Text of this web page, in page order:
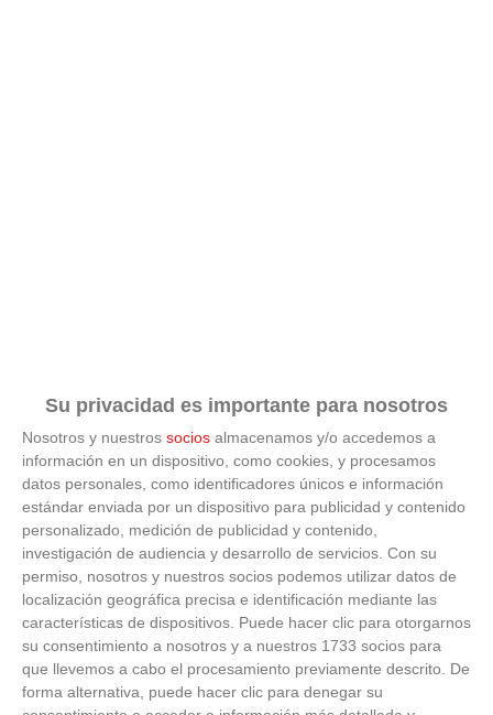
Su privacidad es importante para nosotros
Nosotros y nuestros socios almacenamos y/o accedemos a
información en un dispositivo, como cookies, y procesamos
datos personales, como identificadores únicos e información
estándar enviada por un dispositivo para publicidad y contenido
personalizado, medición de publicidad y contenido,
investigación de audiencia y desarrollo de servicios. Con su
permiso, nosotros y nuestros socios podemos utilizar datos de
localización geográfica precisa e identificación mediante las
características de dispositivos. Puede hacer clic para otorgarnos
su consentimiento a nosotros y a nuestros 1733 socios para
que llevemos a cabo el procesamiento previamente descrito. De
forma alternativa, puede hacer clic para denegar su
VÍDEO - Madrid se vuelca en sus calles y
plazas con la selección española en la
celebración de la segunda estrella como
21/07/2026
VÍDEO - La RFFM acompaña a la UD Villalba
en el III Torneo Solidario Hogares con la
diversión y la solidaridad como principales
protagonistas
30/06/2026
VÍDEO - El Club Deportivo Goya se alza con
el triunfo en la final de la Copa Movember
de Veteranos RFFM tras vencer por penaltis